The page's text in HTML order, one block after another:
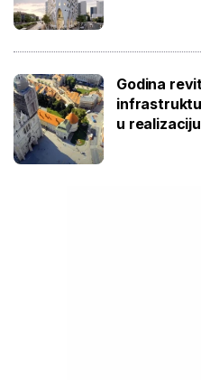
Godina
u realizaciju